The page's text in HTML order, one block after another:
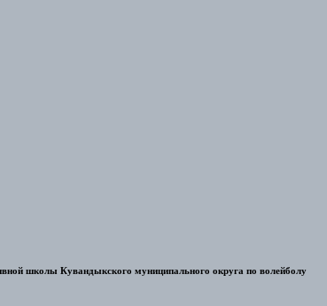
школы Кувандыкского муниципального округа по волейболу